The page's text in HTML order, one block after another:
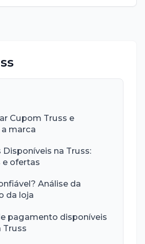
Cupom Truss e
marca
na Truss:
ofertas
Análise da
da loja
pagamento disponíveis
Truss